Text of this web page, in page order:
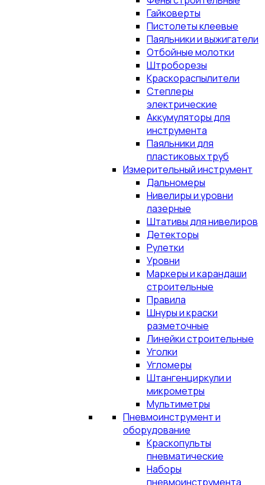
Гайковерты
Пистолеты клеевые
Паяльники и выжигатели
Отбойные молотки
Штроборезы
Краскораспылители
Степлеры
электрические
Аккумуляторы для
инструмента
Паяльники для
пластиковых труб
Измерительный инструмент
Дальномеры
Нивелиры и уровни
лазерные
Штативы для нивелиров
Детекторы
Рулетки
Уровни
Маркеры и карандаши
строительные
Правила
Шнуры и краски
разметочные
Линейки строительные
Уголки
Угломеры
Штангенциркули и
микрометры
Мультиметры
Пневмоинструмент и
оборудование
Краскопульты
пневматические
Наборы
пневмоинструмента